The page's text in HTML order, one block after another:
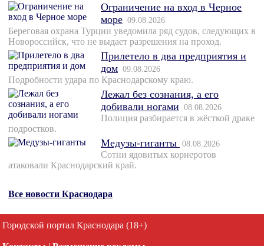
Ограничение на вход в Черное
море 09.08.2026
Береговая охрана Турции уведомила ряд судов, следующих в
Новороссийск, что не выдает разрешения на проход.
Прилетело в два предприятия и
дом 09.08.2026
Подробности удара по Краснодарскому краю.
Лежал без сознания, а его
добивали ногами 08.08.2026
Полиция разбирается в жёсткой драке
подростков.
Медузы-гиганты 08.08.2026
Сотни ядовитых корнеротов
атаковали Краснодарский край.
Все новости Краснодара
Городской портал Краснодара (18+)